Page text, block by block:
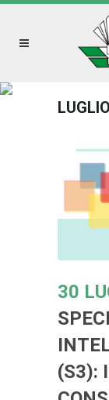
30
(S3):